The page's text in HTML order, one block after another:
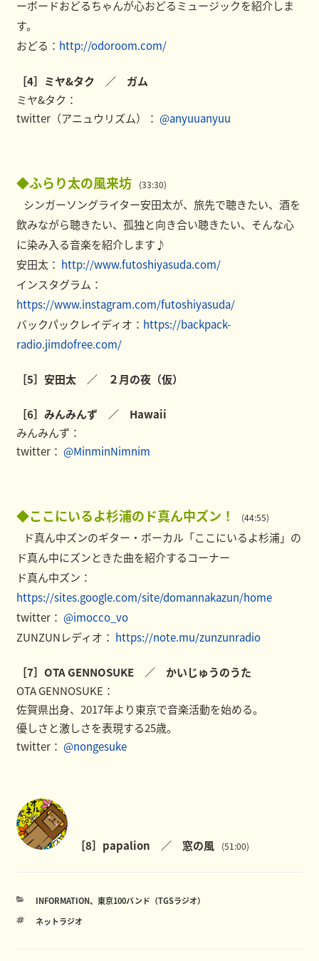
ーボードおどるちゃんが心おどるミュージックを紹介しま
す。
おどる： http://odoroom.com/
［4］ミヤ&タク ／ ガム
ミヤ&タク：
twitter（アニュウリズム）： @anyuuanyuu
◆ふらり太の風来坊 (33:30)
シンガーソングライター安田太が、旅先で聴きたい、酒を
飲みながら聴きたい、孤独と向き合い聴きたい、そんな心
に染み入る音楽を紹介します♪
安田太： http://www.futoshiyasuda.com/
インスタグラム：
https://www.instagram.com/futoshiyasuda/
バックパックレイディオ： https://backpack-
radio.jimdofree.com/
［5］安田太 ／ ２月の夜（仮）
［6］みんみんず ／ Hawaii
みんみんず：
twitter： @MinminNimnim
◆ここにいるよ杉浦のド真ん中ズン！ (44:55)
ド真ん中ズンのギター・ボーカル「ここにいるよ杉浦」の
ド真ん中にズンときた曲を紹介するコーナー
ド真ん中ズン：
https://sites.google.com/site/domannakazun/home
twitter： @imocco_vo
ZUNZUNレディオ： https://note.mu/zunzunradio
［7］OTA GENNOSUKE ／ かいじゅうのうた
OTA GENNOSUKE：
佐賀県出身、2017年より東京で音楽活動を始める。
優しさと激しさを表現する25歳。
twitter： @nongesuke
［8］papalion ／ 窓の風 (51:00)
カ
ゴ
INFORMATION、 東京100バンド（TGSラジオ）
タ
ネットラジオ